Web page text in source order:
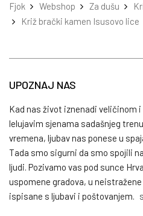
Fjok Webshop Za dušu
Križ brački kamen Isusovo lice
UPOZNAJ NAS
Kad nas život iznenadi veličinom
lelujavim sjenama sadašnjeg
vremena, ljubav nas ponese u
Tada smo sigurni da smo spojili
ljudi. Pozivamo vas pod sunce
uspomene gradova, u
ispisane s ljubavi i poštovanjem.